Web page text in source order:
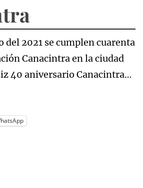
del 2021 se cumplen cuarenta
Canacintra en la ciudad
40 aniversario Canacintra…